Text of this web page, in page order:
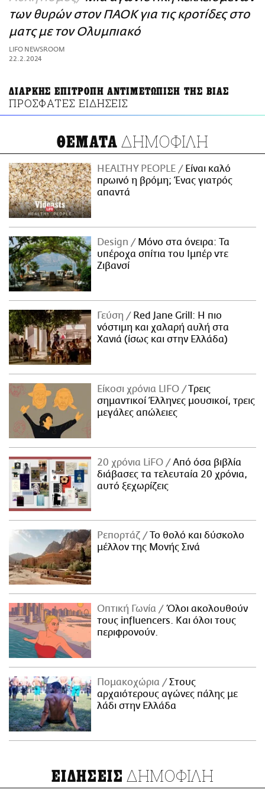
ΑΜΠΑ
PRINT
των θυρών στον ΠΑΟΚ για τις κροτίδες στο
ματς με τον Ολυμπιακό
LIFO NEWSROOM
22.2.2024
ΔΙΑΡΚΗΣ ΕΠΙΤΡΟΠΗ ΑΝΤΙΜΕΤΩΠΙΣΗ ΤΗΣ ΒΙΑΣ
ΠΡΟΣΦΑΤΕΣ ΕΙΔΗΣΕΙΣ
ΘΕΜΑΤΑ ΔΗΜΟΦΙΛΗ
HEALTHY PEOPLE
Είναι καλό
πρωινό η βρόμη; Ένας γιατρός
απαντά
Design
Μόνο στα όνειρα: Τα
υπέροχα σπίτια του Ιμπέρ ντε
Ζιβανσί
Γεύση
Red Jane Grill: Η πιο
νόστιμη και χαλαρή αυλή στα
Χανιά (ίσως και στην Ελλάδα)
Είκοσι χρόνια LIFO
Tρεις
σημαντικοί Έλληνες μουσικοί, τρεις
μεγάλες απώλειες
20 χρόνια LiFO
Από όσα βιβλία
διάβασες τα τελευταία 20 χρόνια,
αυτό ξεχωρίζεις
Ρεπορτάζ
Το θολό και δύσκολο
μέλλον της Μονής Σινά
Οπτική Γωνία
Όλοι ακολουθούν
τους influencers. Και όλοι τους
περιφρονούν.
Πομακοχώρια
Στους
αρχαιότερους αγώνες πάλης με
λάδι στην Ελλάδα
ΕΙΔΗΣΕΙΣ ΔΗΜΟΦΙΛΗ